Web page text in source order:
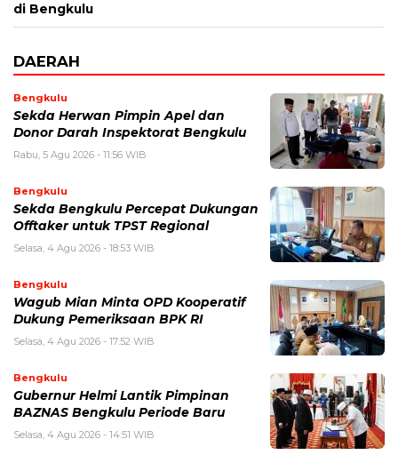
di Bengkulu
DAERAH
Bengkulu
Sekda Herwan Pimpin Apel dan
Donor Darah Inspektorat Bengkulu
Rabu, 5 Agu 2026 - 11:56 WIB
Bengkulu
Sekda Bengkulu Percepat Dukungan
Offtaker untuk TPST Regional
Selasa, 4 Agu 2026 - 18:53 WIB
Bengkulu
Wagub Mian Minta OPD Kooperatif
Dukung Pemeriksaan BPK RI
Selasa, 4 Agu 2026 - 17:52 WIB
Bengkulu
Gubernur Helmi Lantik Pimpinan
BAZNAS Bengkulu Periode Baru
Selasa, 4 Agu 2026 - 14:51 WIB